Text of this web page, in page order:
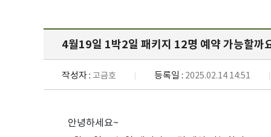
4월19일 1박2일 패키지 12명 예약 가능할까
작성자 : 고금호 등록일 : 2025.02.14 14:51
안녕하세요~